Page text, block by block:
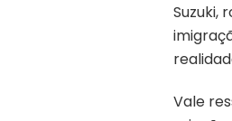
Suzuki,
Vale